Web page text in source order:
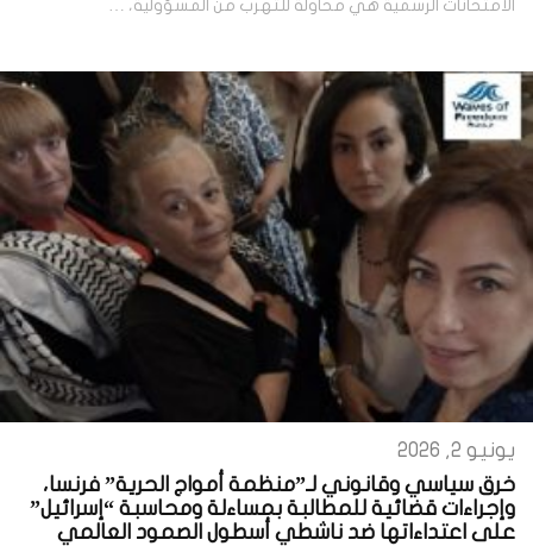
الامتحانات الرسمية هي محاولة للتهرب من المسؤولية، …
يونيو 2, 2026
خرق سياسي وقانوني لـ”منظمة أمواج الحرية” فرنسا،
وإجراءات قضائية للمطالبة بمساءلة ومحاسبة “إسرائيل”
على اعتداءاتها ضد ناشطي أسطول الصمود العالمي